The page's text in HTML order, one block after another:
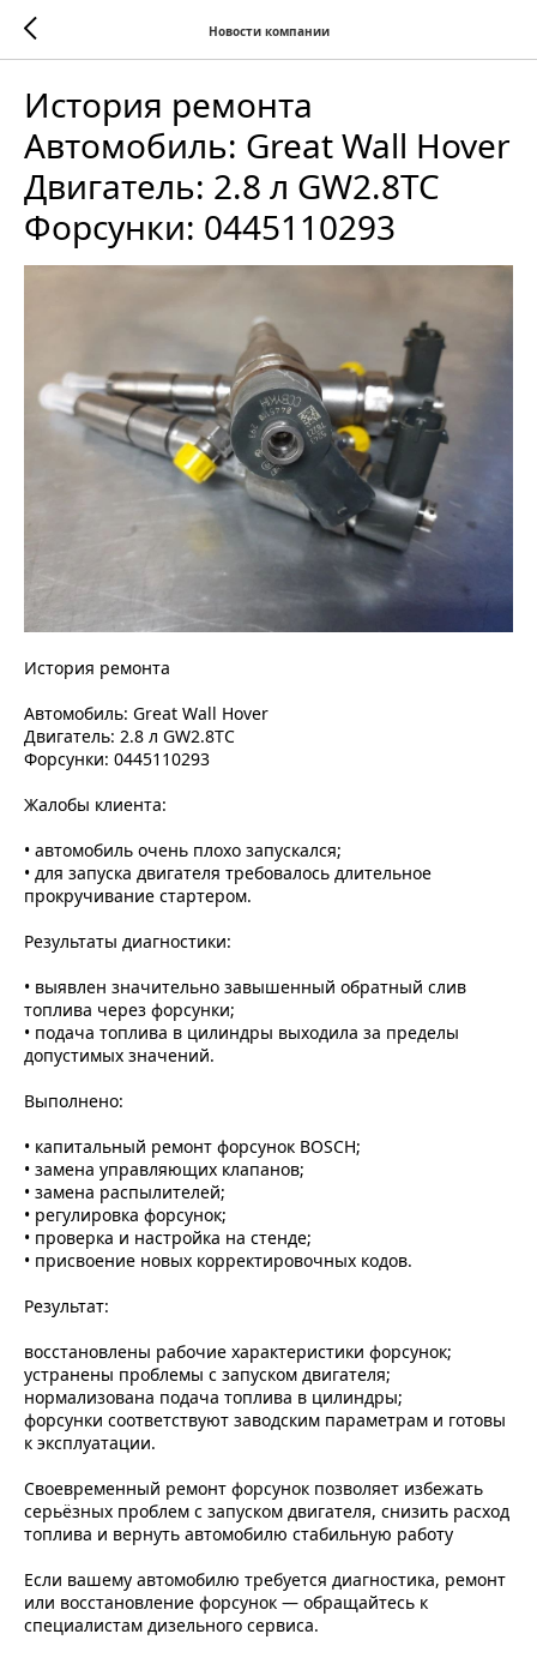
Новости компании
История ремонта
Автомобиль: Great Wall Hover
Двигатель: 2.8 л GW2.8TC
Форсунки: 0445110293
История ремонта
Автомобиль: Great Wall Hover
Двигатель: 2.8 л GW2.8TC
Форсунки: 0445110293
Жалобы клиента:
• автомобиль очень плохо запускался;
• для запуска двигателя требовалось длительное
прокручивание стартером.
Результаты диагностики:
• выявлен значительно завышенный обратный слив
топлива через форсунки;
• подача топлива в цилиндры выходила за пределы
допустимых значений.
Выполнено:
• капитальный ремонт форсунок BOSCH;
• замена управляющих клапанов;
• замена распылителей;
• регулировка форсунок;
• проверка и настройка на стенде;
• присвоение новых корректировочных кодов.
Результат:
восстановлены рабочие характеристики форсунок;
устранены проблемы с запуском двигателя;
нормализована подача топлива в цилиндры;
форсунки соответствуют заводским параметрам и готовы
к эксплуатации.
Своевременный ремонт форсунок позволяет избежать
серьёзных проблем с запуском двигателя, снизить расход
топлива и вернуть автомобилю стабильную работу
Если вашему автомобилю требуется диагностика, ремонт
или восстановление форсунок — обращайтесь к
специалистам дизельного сервиса.